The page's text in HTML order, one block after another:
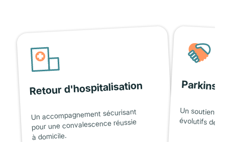
Retour d'hospitalisation
Un accompagnement sécurisant
pour une convalescence réussie
à domicile.
Un soutien
évolutifs de